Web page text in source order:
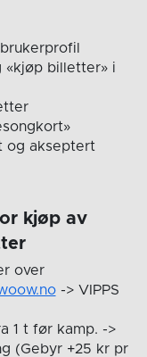
«kjøp billetter» i
og akseptert
kjøp av
over
-> VIPPS
1 t før kamp. ->
(Gebyr +25 kr pr